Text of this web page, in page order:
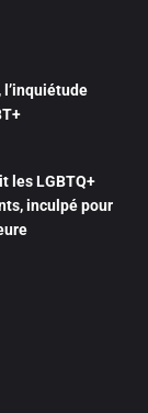
les LGBTQ+
inculpé pour